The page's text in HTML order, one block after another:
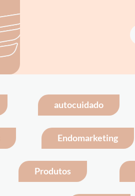
autocuidado
Endomarketing
Produtos